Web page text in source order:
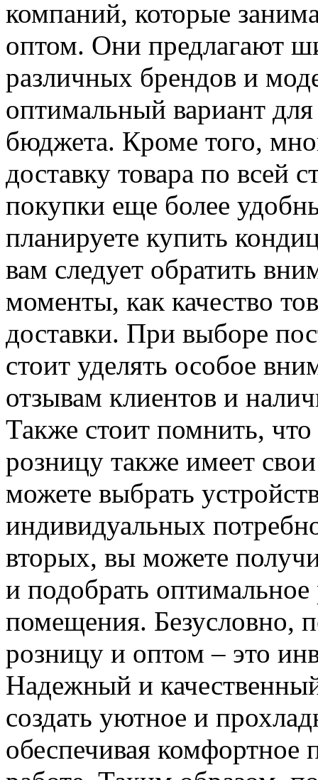
компаний, которые
оптом. Они предлагают
различных брендов и
оптимальный вариант
бюджета. Кроме того,
доставку товара по всей
покупки еще более
планируете купить
вам следует обратить
моменты, как качество
доставки. При выборе
стоит уделять особое
отзывам клиентов и
Также стоит помнить,
розницу также имеет
можете выбрать
индивидуальных
вторых, вы можете
и подобрать
помещения. Безусловно,
розницу и оптом – это
Надежный и
создать уютное и
обеспечивая комфортное